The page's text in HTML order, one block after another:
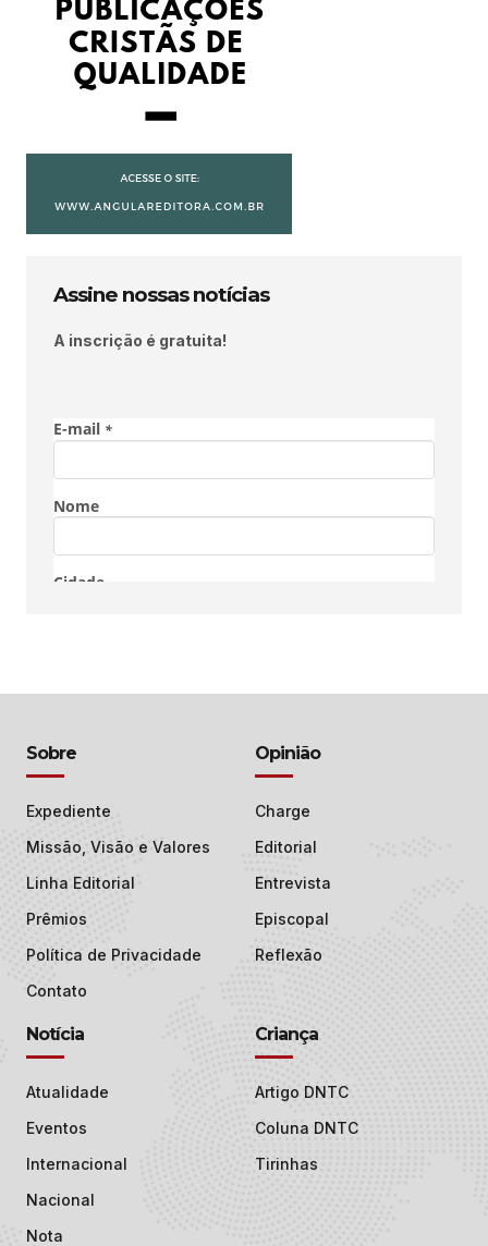
Assine nossas notícias
A inscrição é gratuita!
Sobre
Expediente
Missão, Visão e Valores
Linha Editorial
Prêmios
Política de Privacidade
Contato
Opinião
Charge
Editorial
Entrevista
Episcopal
Reflexão
Notícia
Atualidade
Eventos
Internacional
Nacional
Nota
Criança
Artigo DNTC
Coluna DNTC
Tirinhas